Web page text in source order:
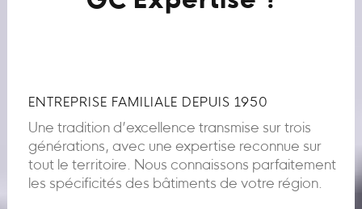
ENTREPRISE FAMILIALE DEPUIS 1950
Une tradition d’excellence transmise sur trois
générations, avec une expertise reconnue sur
tout le territoire. Nous connaissons parfaitement
les spécificités des bâtiments de votre région.